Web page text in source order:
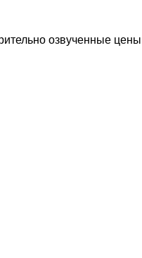
озвученные